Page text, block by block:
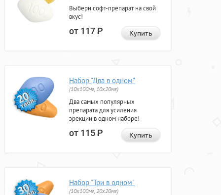
Выбери софт-препарат на свой
вкус!
от 117Р Купить
Набор "Два в одном"
(10x100мг, 10x20мг)
Два самых популярных
препарата для усиления
эрекции в одном наборе!
от 115Р Купить
Набор "Три в одном"
(10x100мг, 20x20мг)